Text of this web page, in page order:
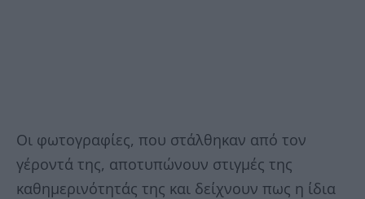
Οι φωτογραφίες, που στάλθηκαν από τον
γέροντά της, αποτυπώνουν στιγμές της
καθημερινότητάς της και δείχνουν πως η ίδια